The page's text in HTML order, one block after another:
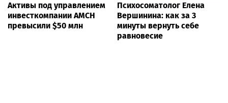
Активы под управлением
инвесткомпании AMCH
превысили $50 млн
Психосоматолог Елена
Вершинина: как за 3
минуты вернуть себе
равновесие